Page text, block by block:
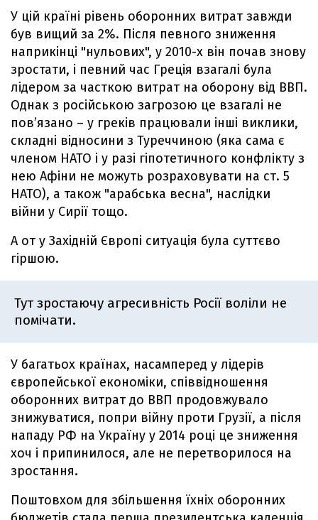
У цій країні рівень оборонних витрат завжди
був вищий за 2%. Після певного зниження
наприкінці "нульових", у 2010-х він почав знову
зростати, і певний час Греція взагалі була
лідером за часткою витрат на оборону від ВВП.
Однак з російською загрозою це взагалі не
пов’язано – у греків працювали інші виклики,
складні відносини з Туреччиною (яка сама є
членом НАТО і у разі гіпотетичного конфлікту з
нею Афіни не можуть розраховувати на ст. 5
НАТО), а також "арабська весна", наслідки
війни у Сирії тощо.
А от у Західній Європі ситуація була суттєво
гіршою.
Тут зростаючу агресивність Росії воліли не
помічати.
У багатьох країнах, насамперед у лідерів
європейської економіки, співвідношення
оборонних витрат до ВВП продовжувало
знижуватися, попри війну проти Грузії, а після
нападу РФ на Україну у 2014 році це зниження
хоч і припинилося, але не перетворилося на
зростання.
Поштовхом для збільшення їхніх оборонних